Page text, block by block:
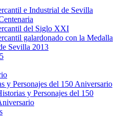
e Industrial de Sevilla
del Siglo XXI
galardonado con la Medalla
Sevilla 2013
y Personajes del 150 Aniversario
y Personajes del 150